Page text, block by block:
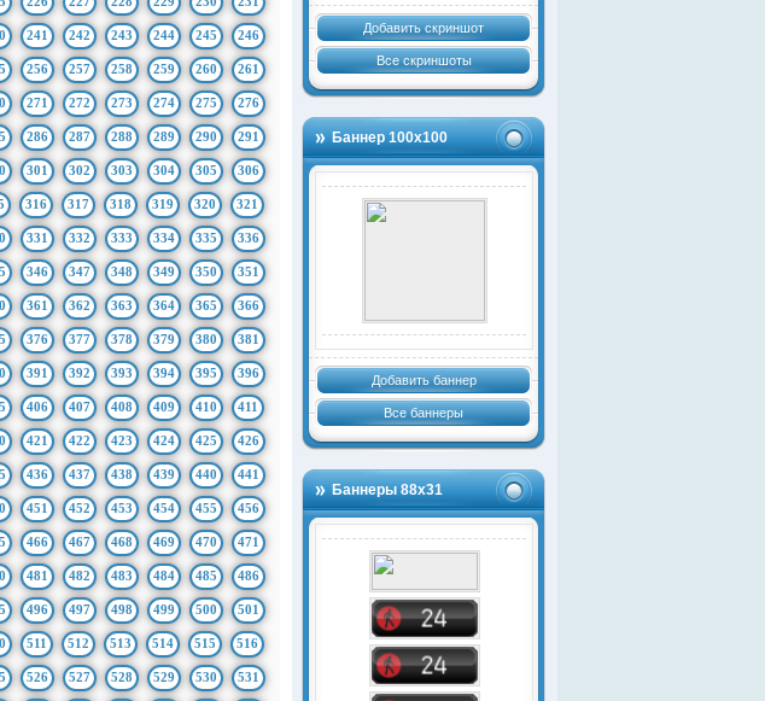
Добавить скриншот
Все скриншоты
Баннер 100х100
Добавить баннер
Все баннеры
Баннеры 88х31
241 242 243 244 245 246
256 257 258 259 260 261
271 272 273 274 275 276
286 287 288 289 290 291
301 302 303 304 305 306
316 317 318 319 320 321
331 332 333 334 335 336
346 347 348 349 350 351
361 362 363 364 365 366
376 377 378 379 380 381
391 392 393 394 395 396
406 407 408 409 410 411
421 422 423 424 425 426
436 437 438 439 440 441
451 452 453 454 455 456
466 467 468 469 470 471
481 482 483 484 485 486
496 497 498 499 500 501
511 512 513 514 515 516
526 527 528 529 530 531